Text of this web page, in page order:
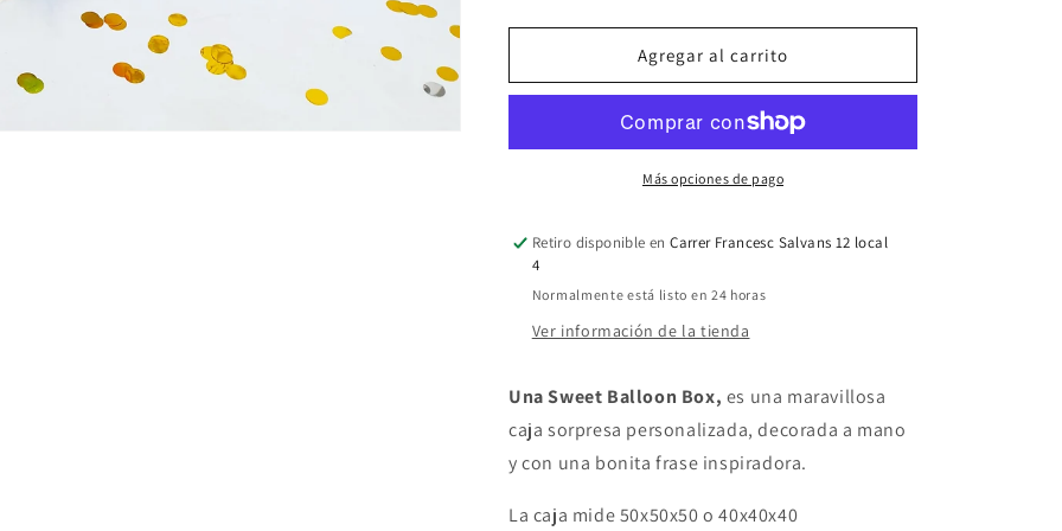
cantidad
para
Box
cantidad
para
Sweet
Box
&quot;Unicornio&quot;
Agregar al carrito
Más opciones de pago
Retiro disponible enCarrer Francesc Salvans 12 local
4
Normalmente está listo en 24 horas
Ver información de la tienda
Una Sweet Balloon Box, es una maravillosa
caja sorpresa personalizada, decorada a mano
y con una bonita frase inspiradora.
La caja mide 50x50x50 o 40x40x40